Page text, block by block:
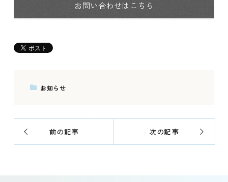
お問い合わせはこちら
お知らせ
前の記事 次の記事